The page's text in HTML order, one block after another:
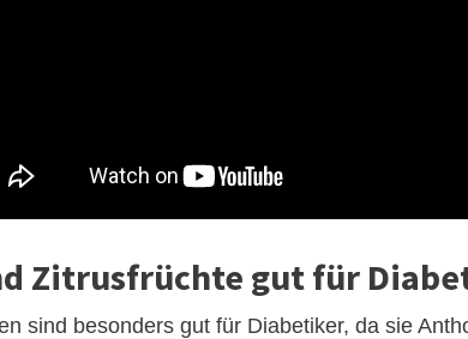
Zitrusfrüchte gut für
sind besonders gut für Diabetiker, da sie